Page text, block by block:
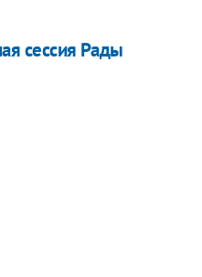
сессия Рады